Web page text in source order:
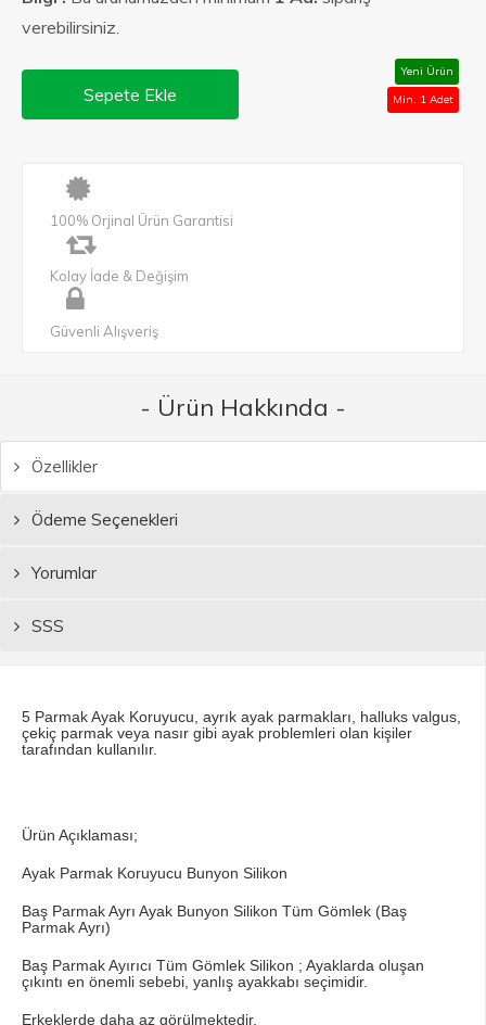
verebilirsiniz.
Sepete Ekle
Yeni Ürün
Min. 1 Adet
100% Orjinal Ürün Garantisi
Kolay İade & Değişim
Güvenli Alışveriş
- Ürün Hakkında -
Özellikler
Ödeme Seçenekleri
Yorumlar
SSS
5 Parmak Ayak Koruyucu, ayrık ayak parmakları, halluks valgus,
çekiç parmak veya nasır gibi ayak problemleri olan kişiler
tarafından kullanılır.
Ürün Açıklaması;
Ayak Parmak Koruyucu Bunyon Silikon
Baş Parmak Ayrı Ayak Bunyon Silikon Tüm Gömlek (Baş
Parmak Ayrı)
Baş Parmak Ayırıcı Tüm Gömlek Silikon ; Ayaklarda oluşan
çıkıntı en önemli sebebi, yanlış ayakkabı seçimidir.
Erkeklerde daha az görülmektedir.